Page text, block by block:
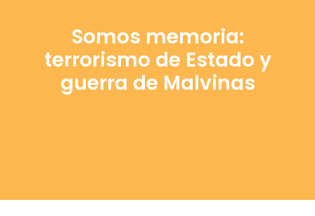
Somos memoria:
terrorismo de Estado y
guerra de Malvinas